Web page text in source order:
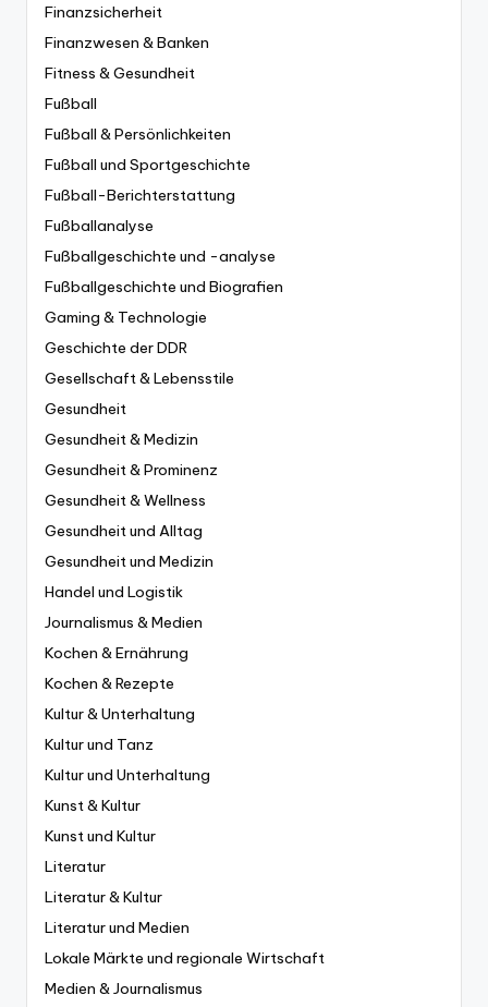
Finanzsicherheit
Finanzwesen & Banken
Fitness & Gesundheit
Fußball
Fußball & Persönlichkeiten
Fußball und Sportgeschichte
Fußball-Berichterstattung
Fußballanalyse
Fußballgeschichte und -analyse
Fußballgeschichte und Biografien
Gaming & Technologie
Geschichte der DDR
Gesellschaft & Lebensstile
Gesundheit
Gesundheit & Medizin
Gesundheit & Prominenz
Gesundheit & Wellness
Gesundheit und Alltag
Gesundheit und Medizin
Handel und Logistik
Journalismus & Medien
Kochen & Ernährung
Kochen & Rezepte
Kultur & Unterhaltung
Kultur und Tanz
Kultur und Unterhaltung
Kunst & Kultur
Kunst und Kultur
Literatur
Literatur & Kultur
Literatur und Medien
Lokale Märkte und regionale Wirtschaft
Medien & Journalismus